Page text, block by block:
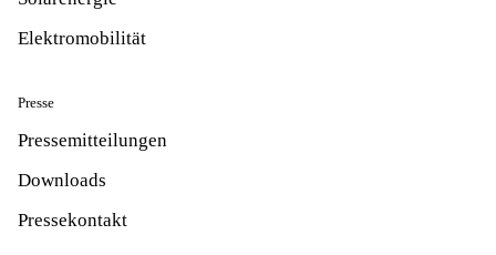
Elektromobilität
Presse
Pressemitteilungen
Downloads
Pressekontakt